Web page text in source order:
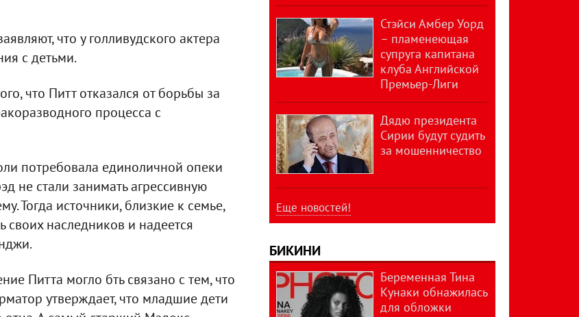
что у голливудского актера
с детьми.
что Питт отказался от борьбы за
процесса с
потребовала единоличной опеки
не стали занимать агрессивную
Тогда источники, близкие к семье,
своих наследников и надеется
Питта могло бть связано с тем, что
утверждает, что младшие дети
Стэйси Амбер Уорд
– пламенеющая
супруга капитана
клуба Английской
Премьер-Лиги
Дядю президента
Сирии будут судить
за мошенничество
Еще новостей!
БИКИНИ
Беременная Тина
Кунаки обнажилась
для обложки